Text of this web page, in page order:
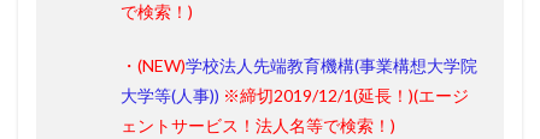
で検索！)
・(NEW)学校法人先端教育機構(事業構想大学院
大学等(人事)) ※締切2019/12/1(延長！ )(エージ
ェントサービス！ 法人名等で検索！)